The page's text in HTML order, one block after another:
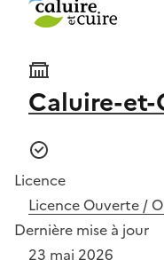
Caluire-et-
Licence
Licence Ouverte /
Dernière mise à jour
23 mai 2026